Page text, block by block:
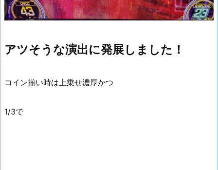
アツそうな演出に発展しました！
コイン揃い時は上乗せ濃厚かつ
1/3で